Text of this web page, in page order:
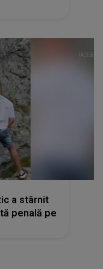
a stârnit
penală pe